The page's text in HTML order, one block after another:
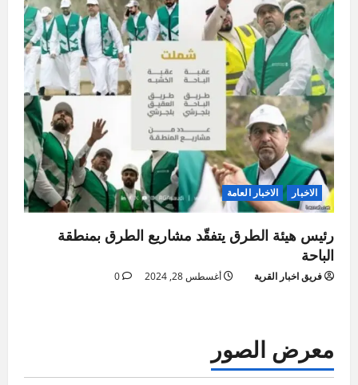
الاخبار الاخبار العامة
رئيس هيئة الطرق يتفقّد مشاريع الطرق بمنطقة
الباحة
فريق اخبار القرية أغسطس 28, 2024 0
معرض الصور